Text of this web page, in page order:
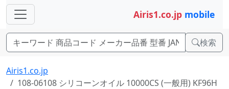
Airis1.co.jp mobile
検索
Airis1.co.jp
108-06108 シリコーンオイル 10000CS (一般用) KF96H